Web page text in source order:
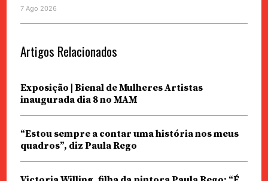
7 Ago 2026
Artigos Relacionados
Exposição | Bienal de Mulheres Artistas
inaugurada dia 8 no MAM
“Estou sempre a contar uma história nos meus
quadros”, diz Paula Rego